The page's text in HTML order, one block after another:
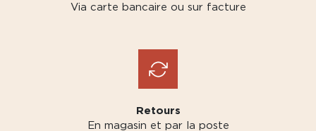
Via carte bancaire ou sur facture
Retours
En magasin et par la poste